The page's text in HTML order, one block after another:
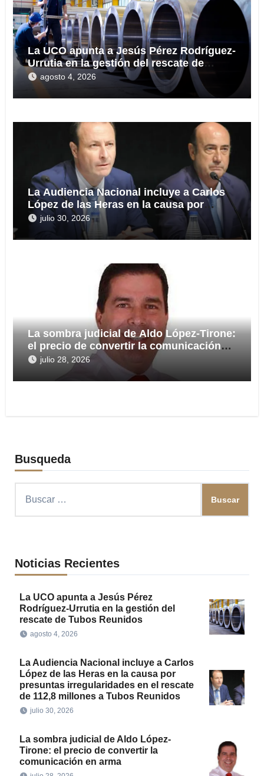
La UCO apunta a Jesús Pérez Rodríguez-
Urrutia en la gestión del rescate de
Tubos Reunidos
agosto 4, 2026
La Audiencia Nacional incluye a Carlos
López de las Heras en la causa por
presuntas irregularidades en el rescate
de 112,8 millones a Tubos Reunidos
julio 30, 2026
La sombra judicial de Aldo López-Tirone:
el precio de convertir la comunicación
en arma
julio 28, 2026
Busqueda
Noticias Recientes
La UCO apunta a Jesús Pérez
Rodríguez-Urrutia en la gestión del
rescate de Tubos Reunidos
agosto 4, 2026
La Audiencia Nacional incluye a Carlos
López de las Heras en la causa por
presuntas irregularidades en el rescate
de 112,8 millones a Tubos Reunidos
julio 30, 2026
La sombra judicial de Aldo López-
Tirone: el precio de convertir la
comunicación en arma